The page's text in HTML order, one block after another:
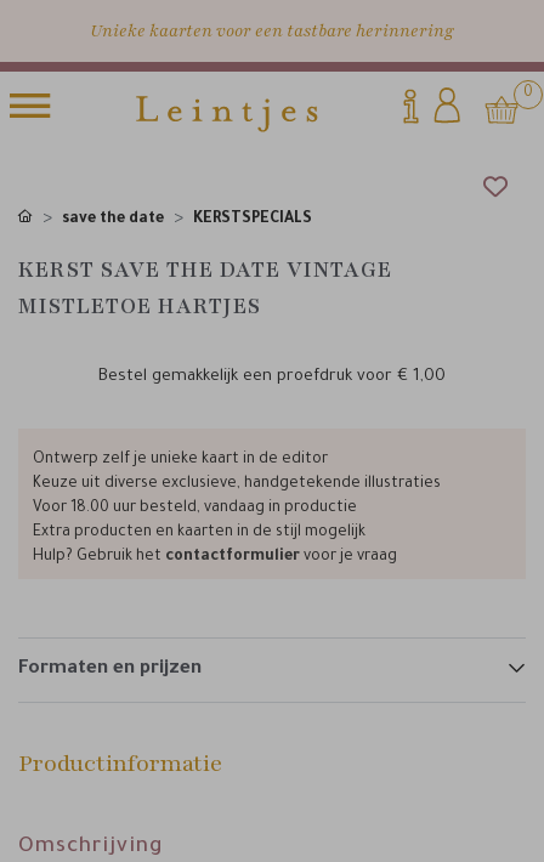
Unieke kaarten voor een tastbare herinnering
0
save the date KERSTSPECIALS
KERST SAVE THE DATE VINTAGE
MISTLETOE HARTJES
Bestel gemakkelijk een proefdruk voor € 1,00
Ontwerp zelf je unieke kaart in de editor
Keuze uit diverse exclusieve, handgetekende illustraties
Voor 18.00 uur besteld, vandaag in productie
Extra producten en kaarten in de stijl mogelijk
Hulp? Gebruik het contactformulier voor je vraag
Formaten en prijzen
Productinformatie
Omschrijving